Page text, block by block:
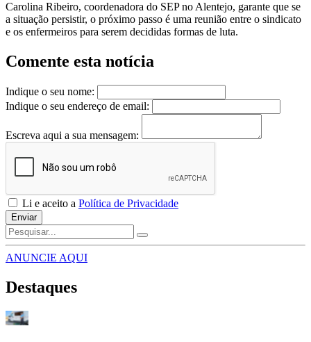
Carolina Ribeiro, coordenadora do SEP no Alentejo, garante que se
a situação persistir, o próximo passo é uma reunião entre o sindicato
e os enfermeiros para serem decididas formas de luta.
Comente esta notícia
Indique o seu nome:
Indique o seu endereço de email:
Escreva aqui a sua mensagem:
Li e aceito a Política de Privacidade
Enviar
ANUNCIE AQUI
Destaques